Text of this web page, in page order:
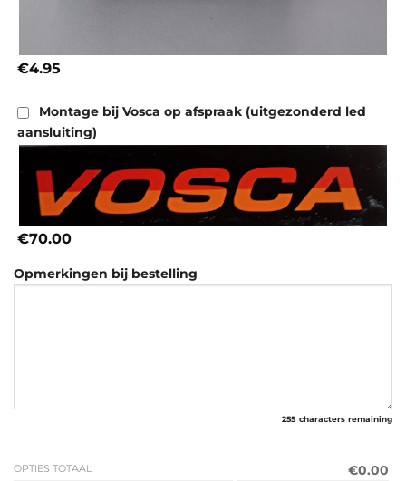
€4.95
Montage bij Vosca op afspraak (uitgezonderd led
aansluiting)
€70.00
Opmerkingen bij bestelling
255 characters remaining
OPTIES TOTAAL
€0.00